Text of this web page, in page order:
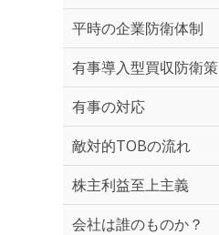
平時の企業防衛体制
有事導入型買収防衛策
有事の対応
敵対的TOBの流れ
株主利益至上主義
会社は誰のものか？